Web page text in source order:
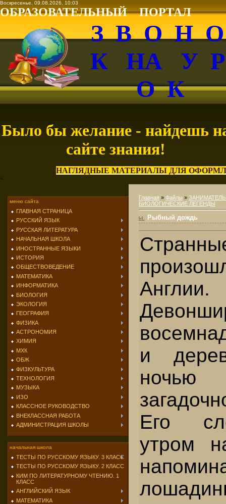
Воскресенье, 09.08.2026, 10:03
ОБРАЗОВАТЕЛЬНЫЙ ПОРТАЛ
З В О Н
К НА У
О К
Было бы желание - найдешь
сайте знания!
НАГЛЯДНЫЕ МАТЕРИАЛЫ ДЛЯ
<
меню сайта
ГЛАВНАЯ СТРАНИЦА
РУССКИЙ ЯЗЫК
РУССКАЯ ЛИТЕРАТУРА
НАЧАЛЬНАЯ ШКОЛА
ИНОСТРАННЫЕ ЯЗЫКИ
ИСТОРИЯ
ОБЩЕСТВОВЕДЕНИЕ
МАТЕМАТИКА
ИНФОРМАТИКА
БИОЛОГИЯ
ЭКОЛОГИЯ
ГЕОГРАФИЯ
ФИЗИКА
АСТРОНОМИЯ
ХИМИЯ
МХК
ОБЖ
ФИЗКУЛЬТУРА
ТЕХНОЛОГИЯ
МУЗЫКА
ИЗО
КЛАССНОЕ РУКОВОДСТВО
ВНЕКЛАССНАЯ РАБОТА
АДМИНИСТРАЦИЯ ШКОЛЫ
начальная школа
ТЕСТЫ ПО РУССКОМУ ЯЗЫКУ. 3 КЛАСС
ТЕСТЫ ПО РУССКОМУ ЯЗЫКУ. 2 КЛАСС
КИМ ПО ЛИТЕРАТУРНОМУ ЧТЕНИЮ. 1
КЛАСС
АНГЛИЙСКИЙ ЯЗЫК
МАТЕМАТИКА
Главная » Файлы »
БИОЛОГИЧЕСКИЕ ЛЕГЕНДЫ
Рыбный дождь
и
Его
утром